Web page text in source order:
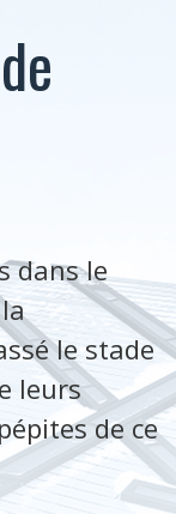
dans le
le stade
leurs
de ce